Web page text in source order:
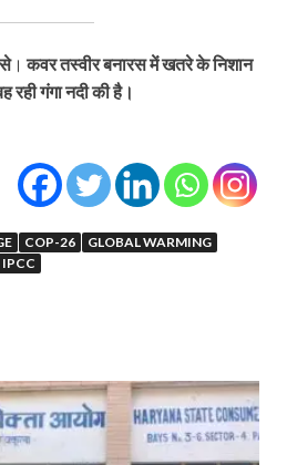
।कवर तस्वीर बनारस में खतरे के निशान
रही गंगा नदी की है।
COP-26
GLOBAL WARMING
IPCC